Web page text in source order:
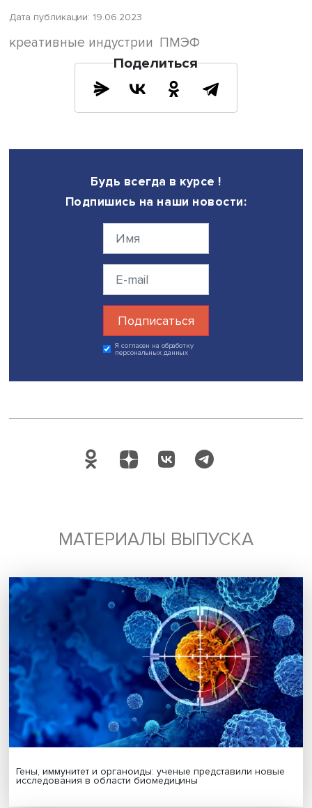
тем больше мы капитализируем все те индустрии,
Завершая мероприятие, Екатерина Касперович
объединение компетенций виноделия, гастрономии и
ведет к росту всех трех индустрий, повышению их
и созданию принципиально нового продукта. При этом
создание невозможно без таланта, который
обсуждались на сессии «Маршрут построен: тренды
винного туризма». Аналитики рассчитали, что развитие
направления в Крыму и Краснодарском крае может
оборот отечественной туриндустрии на 3,4 млрд
По мнению исполнительного директора корпорации
«Туризм.РФ» Сергея Красноперова, основными
направлениями развития винного туризма являются
инвестиционные проекты в двух основных форматах:
тематические гостиницы и инвестиционные лоты с
в уже существующие проекты корпорации, в рамках
2030 году номерной фонд предприятий туриндустрии
планируется расширить до 38 тысяч номеров. В
пилотного проекта он представил туристический
Вице-президент ГK «Абрау-Дюрсо» Ирина Гончарова
Проректор по дополнительному профессиональному
креативные индустрии ПМЭФ
Поделиться
Будь всегда в курсе !